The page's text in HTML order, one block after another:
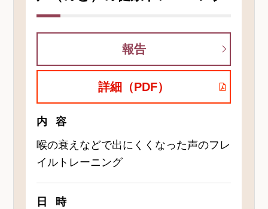
報告
詳細（PDF）
内容
喉の衰えなどで出にくくなった声のフレ
イルトレーニング
日時